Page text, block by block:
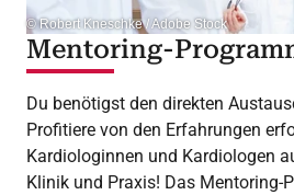
© Robert Kneschke / Adobe Stock
Mentoring-
Du benötigst den direkten
Profitiere von den Erfahrungen
Kardiologinnen und Kardiologen
Klinik und Praxis! Das Mentoring-